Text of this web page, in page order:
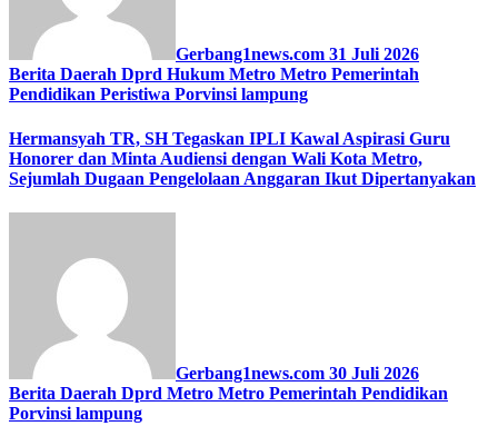
Gerbang1news.com 31 Juli 2026
Berita Daerah Dprd Hukum Metro Metro Pemerintah
Pendidikan Peristiwa Porvinsi lampung
Hermansyah TR, SH Tegaskan IPLI Kawal Aspirasi Guru
Honorer dan Minta Audiensi dengan Wali Kota Metro,
Sejumlah Dugaan Pengelolaan Anggaran Ikut Dipertanyakan
Gerbang1news.com 30 Juli 2026
Berita Daerah Dprd Metro Metro Pemerintah Pendidikan
Porvinsi lampung